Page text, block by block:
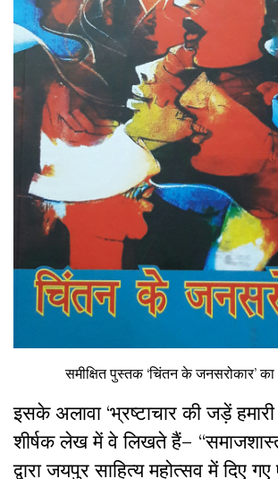
समीक्षित पुस्तक ‘चिंतन के जनसरोकार’
इसके अलावा ‘भ्रष्टाचार की जड़ें
शीर्षक लेख में वे लिखते हैं–
द्वारा जयपुर साहित्य महोत्सव में दिए